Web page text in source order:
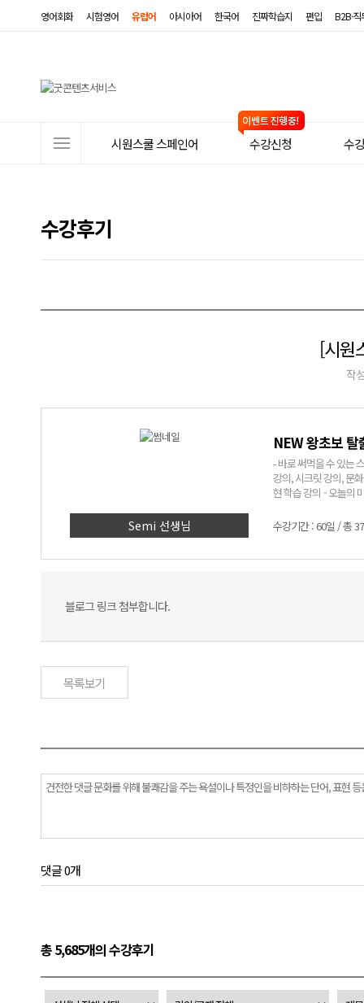
영어회화 시험영어 유럽어 아시아어 한국어 진짜학습지 편입 B2B·
뉴
시원스쿨 스페인어 수강신청 수
수강후기
[시원
작
Semi 선생님
NEW 왕초보 탈
- 바로 써먹을 수 있는 스페인어! - 어려운 문법은 NO! 쉽고 재미있는 표
강의, 시크릿 강의, 문화 알기 코너까지! - Semi쌤만 믿고
현 학습 강의 - 오늘의 미
에 입력된 실생활 회화
인어에 대한 자신감
수강기간 : 60일 / 총
블로그 링크 첨부합니다.
목록보기
댓글 0개
총 5,685개의 수강후기